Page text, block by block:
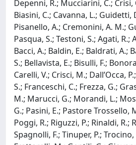
Depenni, R.; Mucciarini, C.; Crisi,
Biasini, C.; Cavanna, L.; Guidetti,
Pisanello, A.; Cremonini, A. M.;
Pasqua, S.; Testoni, S.; Agati, R.;
Bacci, A.; Baldin, E.; Baldrati, A.;
S.; Bellavista, E.; Bisulli, F.;
Carelli, V.; Crisci, M.; Dall’Occa,
S.; Franceschi, C.; Frezza, G.;
M.; Marucci, G.; Morandi, L.;
G.; Pasini, E.; Pastore Trossello,
Poggi, R.; Riguzzi, P.; Rinaldi, R.;
Spagnolli, F.; Tinuper, P.; Trocino,